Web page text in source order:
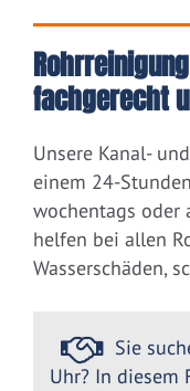
fachgerecht
Unsere Kanal-
einem 24-
wochentags oder
helfen bei allen
Wasserschäden,
Sie
Uhr? In diesem